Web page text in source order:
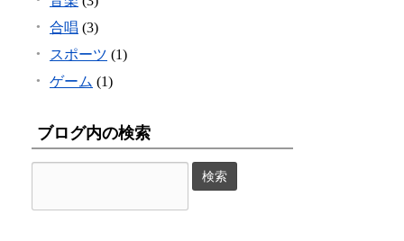
合唱 (3)
スポーツ (1)
ゲーム (1)
ブログ内の検索